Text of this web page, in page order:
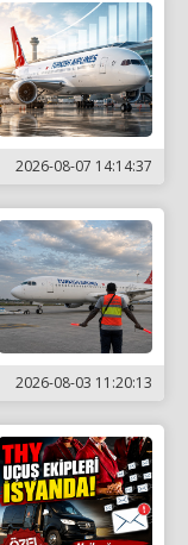
2026-08-07 14:14:37
2026-08-03 11:20:13